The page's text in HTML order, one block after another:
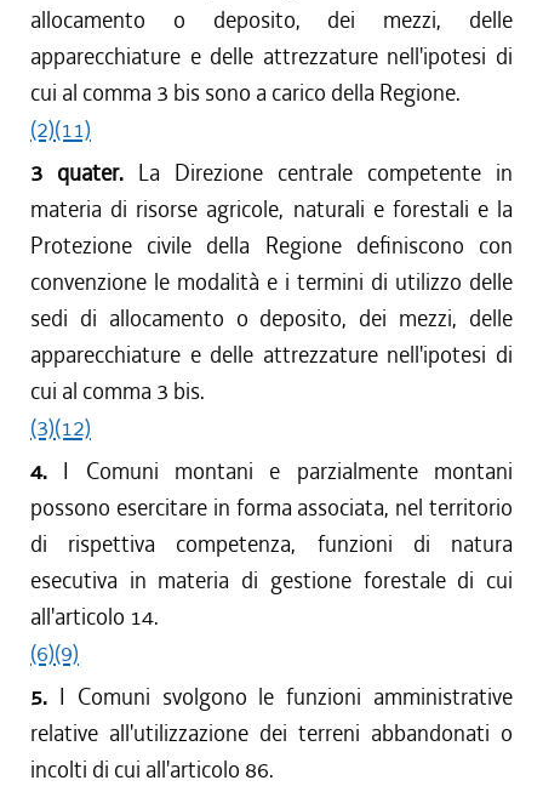
allocamento o deposito, dei mezzi, delle
apparecchiature e delle attrezzature nell'ipotesi di
cui al comma 3 bis sono a carico della Regione.
(2)(11)
3 quater. La Direzione centrale competente in
materia di risorse agricole, naturali e forestali e la
Protezione civile della Regione definiscono con
convenzione le modalità e i termini di utilizzo delle
sedi di allocamento o deposito, dei mezzi, delle
apparecchiature e delle attrezzature nell'ipotesi di
cui al comma 3 bis.
(3)(12)
4. I Comuni montani e parzialmente montani
possono esercitare in forma associata, nel territorio
di rispettiva competenza, funzioni di natura
esecutiva in materia di gestione forestale di cui
all'articolo 14.
(6)(9)
5. I Comuni svolgono le funzioni amministrative
relative all'utilizzazione dei terreni abbandonati o
incolti di cui all'articolo 86.